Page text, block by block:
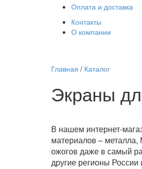
Оплата и доставка
Контакты
О компании
Главная / Каталог
Экраны
В нашем интернет-
материалов –
ожогов даже в самый
другие регионы